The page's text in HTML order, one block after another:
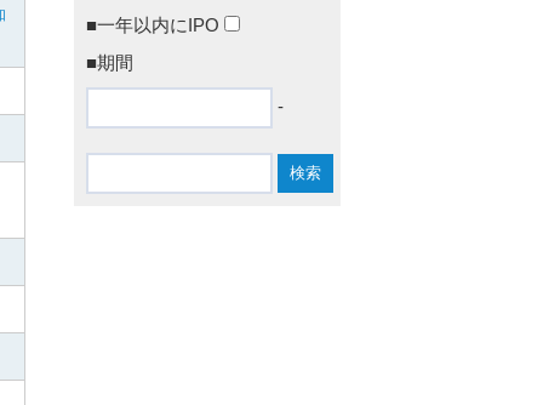
■一年以内にIPO
■期間
-